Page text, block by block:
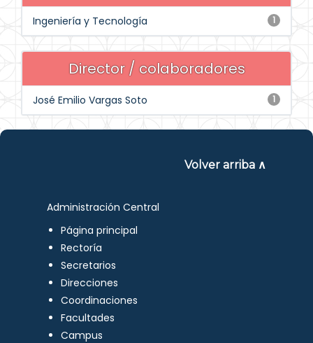
1
Ingeniería y Tecnología
Director / colaboradores
1
José Emilio Vargas Soto
Volver arriba ∧
Administración Central
Página principal
Rectoría
Secretarios
Direcciones
Coordinaciones
Facultades
Campus